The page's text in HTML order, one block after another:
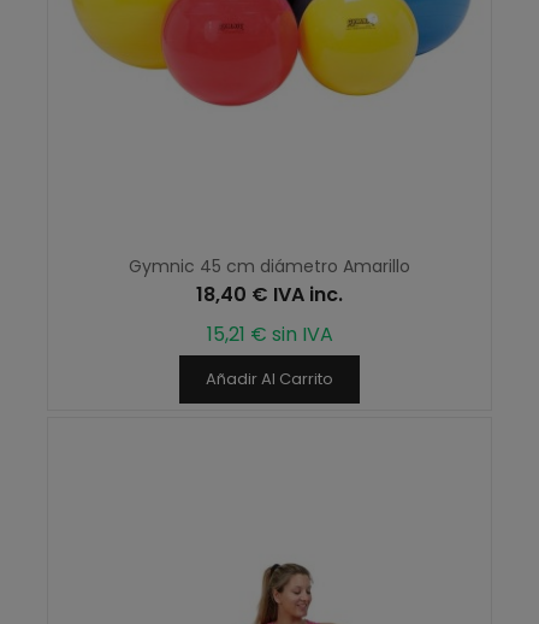
Gymnic 45 cm diámetro Amarillo
18,40 € IVA inc.
15,21 € sin IVA
Añadir Al Carrito